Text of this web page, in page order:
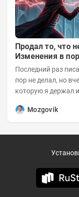
Продал то, что
Изменения в
Последний раз писал про портфель 30 июня и сделок с тех
пор не делал, но
которую я держал и я её
Mozgovik